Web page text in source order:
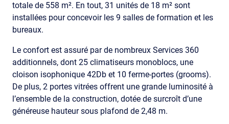
totale de 558 m². En tout, 31 unités de 18 m² sont
installées pour concevoir les 9 salles de formation et les
bureaux.
Le confort est assuré par de nombreux Services 360
additionnels, dont 25 climatiseurs monoblocs, une
cloison isophonique 42Db et 10 ferme-portes (grooms).
De plus, 2 portes vitrées offrent une grande luminosité à
l’ensemble de la construction, dotée de surcroît d’une
généreuse hauteur sous plafond de 2,48 m.